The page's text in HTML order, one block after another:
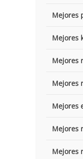
Mejores
Mejores
Mejores
Mejores
Mejores
Mejores
Mejores